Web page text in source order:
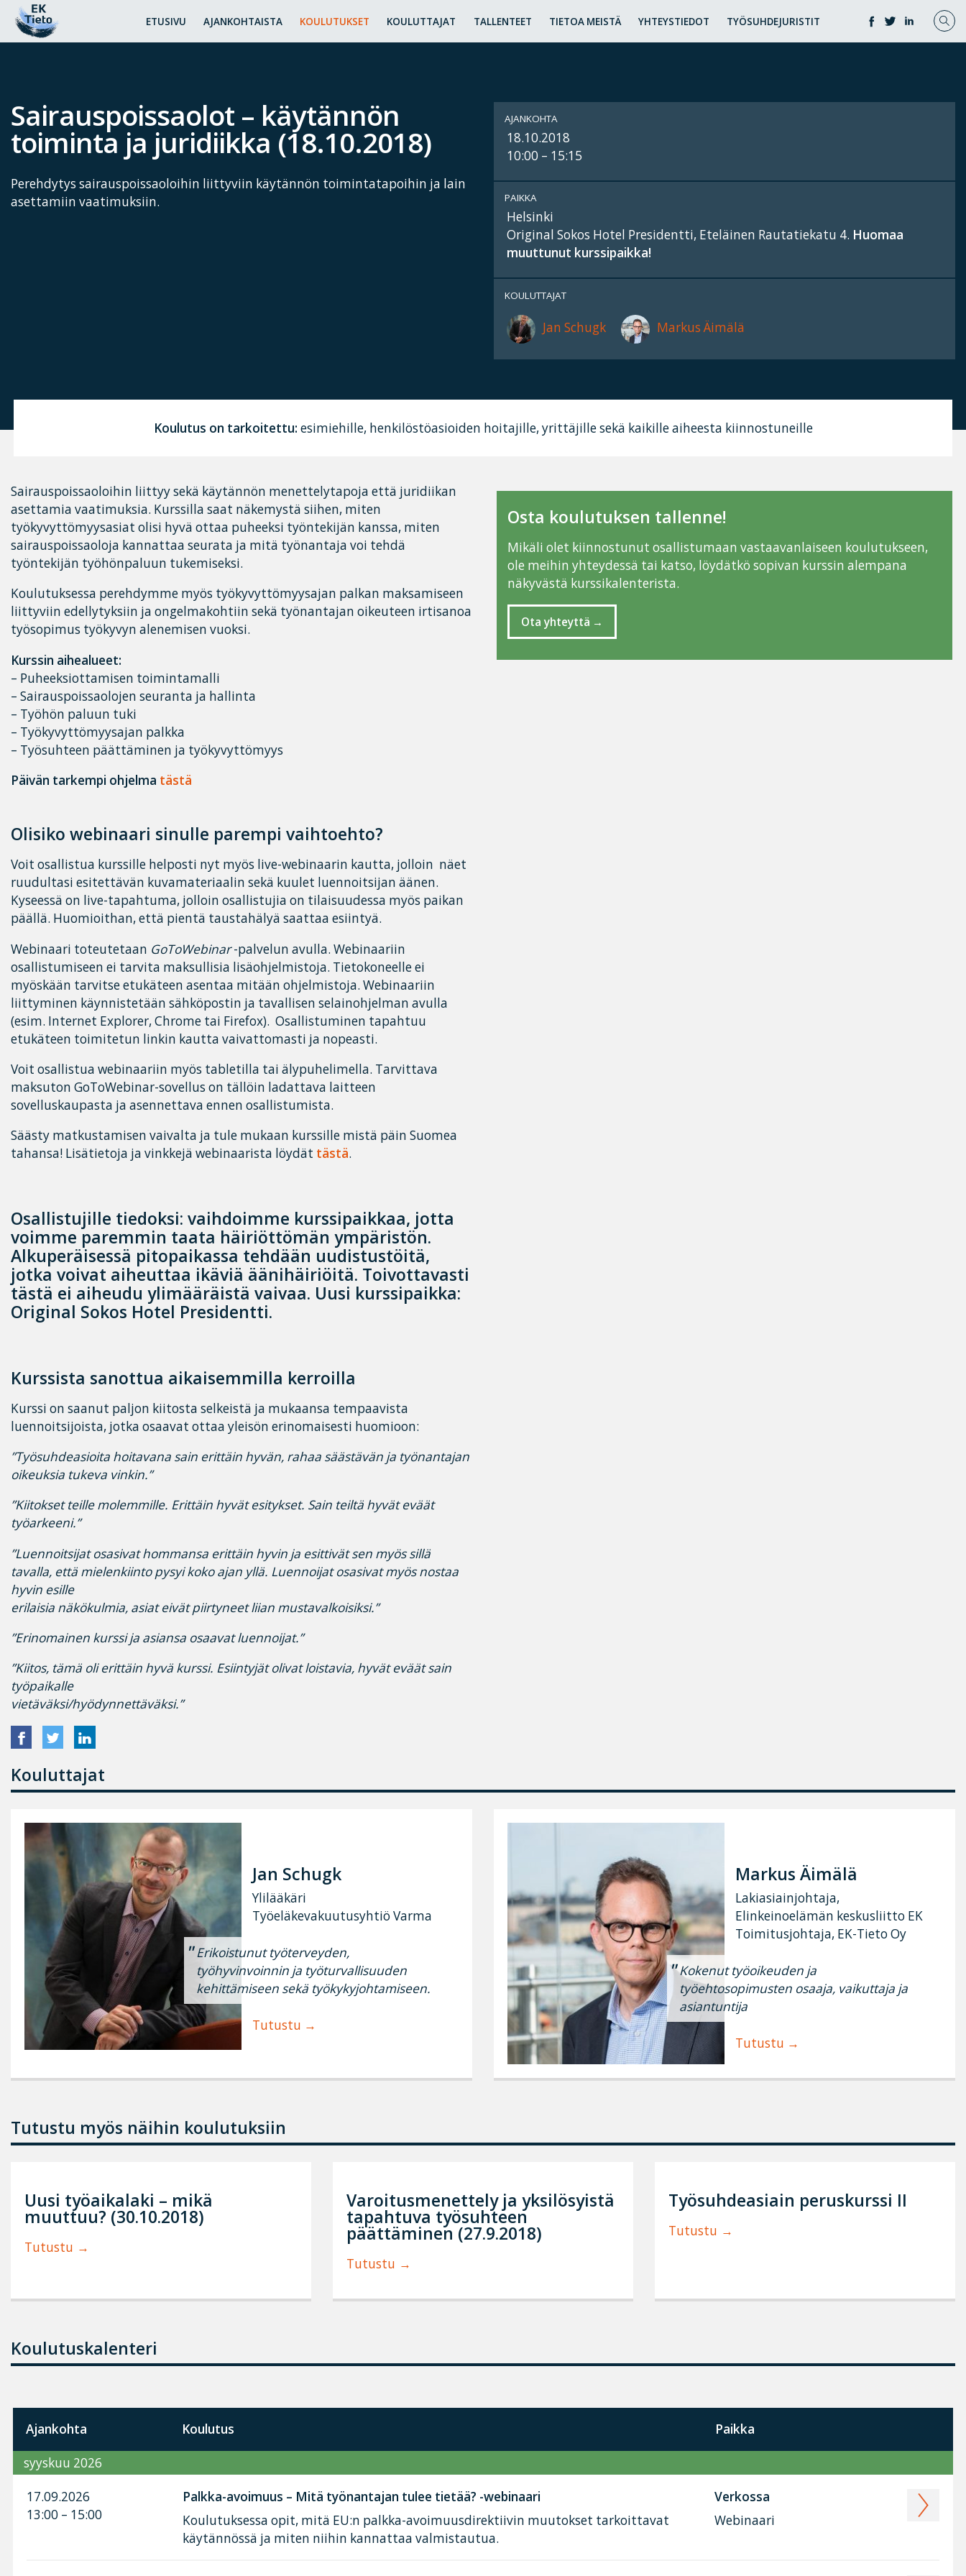
ETUSIVU AJANKOHTAISTA KOULUTUKSET KOULUTTAJAT TALLENTEET TIETOA MEISTÄ YHTEYSTIEDOT TYÖSUHDEJURISTIT
Sairauspoissaolot – käytännön
toiminta ja juridiikka (18.10.2018)
Perehdytys sairauspoissaoloihin liittyviin käytännön toimintatapoihin ja lain
asettamiin vaatimuksiin.
AJANKOHTA
18.10.2018
10:00 – 15:15
PAIKKA
Helsinki
Original Sokos Hotel Presidentti, Eteläinen Rautatiekatu 4. Huomaa
muuttunut kurssipaikka!
KOULUTTAJAT
Jan Schugk Markus Äimälä
Koulutus on tarkoitettu: esimiehille, henkilöstöasioiden hoitajille, yrittäjille sekä kaikille aiheesta kiinnostuneille
Sairauspoissaoloihin liittyy sekä käytännön menettelytapoja että juridiikan
asettamia vaatimuksia. Kurssilla saat näkemystä siihen, miten
työkyvyttömyysasiat olisi hyvä ottaa puheeksi työntekijän kanssa, miten
sairauspoissaoloja kannattaa seurata ja mitä työnantaja voi tehdä
työntekijän työhönpaluun tukemiseksi.
Koulutuksessa perehdymme myös työkyvyttömyysajan palkan maksamiseen
liittyviin edellytyksiin ja ongelmakohtiin sekä työnantajan oikeuteen irtisanoa
työsopimus työkyvyn alenemisen vuoksi.
Kurssin aihealueet:
– Puheeksiottamisen toimintamalli
– Sairauspoissaolojen seuranta ja hallinta
– Työhön paluun tuki
– Työkyvyttömyysajan palkka
– Työsuhteen päättäminen ja työkyvyttömyys
Päivän tarkempi ohjelma tästä
Olisiko webinaari sinulle parempi vaihtoehto?
Voit osallistua kurssille helposti nyt myös live-webinaarin kautta, jolloin näet
ruudultasi esitettävän kuvamateriaalin sekä kuulet luennoitsijan äänen.
Kyseessä on live-tapahtuma, jolloin osallistujia on tilaisuudessa myös paikan
päällä. Huomioithan, että pientä taustahälyä saattaa esiintyä.
Webinaari toteutetaan GoToWebinar-palvelun avulla. Webinaariin
osallistumiseen ei tarvita maksullisia lisäohjelmistoja. Tietokoneelle ei
myöskään tarvitse etukäteen asentaa mitään ohjelmistoja. Webinaariin
liittyminen käynnistetään sähköpostin ja tavallisen selainohjelman avulla
(esim. Internet Explorer, Chrome tai Firefox). Osallistuminen tapahtuu
etukäteen toimitetun linkin kautta vaivattomasti ja nopeasti.
Voit osallistua webinaariin myös tabletilla tai älypuhelimella. Tarvittava
maksuton GoToWebinar-sovellus on tällöin ladattava laitteen
sovelluskaupasta ja asennettava ennen osallistumista.
Säästy matkustamisen vaivalta ja tule mukaan kurssille mistä päin Suomea
tahansa! Lisätietoja ja vinkkejä webinaarista löydät tästä.
Osallistujille tiedoksi: vaihdoimme kurssipaikkaa, jotta
voimme paremmin taata häiriöttömän ympäristön.
Alkuperäisessä pitopaikassa tehdään uudistustöitä,
jotka voivat aiheuttaa ikäviä äänihäiriöitä. Toivottavasti
tästä ei aiheudu ylimääräistä vaivaa. Uusi kurssipaikka:
Original Sokos Hotel Presidentti.
Kurssista sanottua aikaisemmilla kerroilla
Kurssi on saanut paljon kiitosta selkeistä ja mukaansa tempaavista
luennoitsijoista, jotka osaavat ottaa yleisön erinomaisesti huomioon:
”Työsuhdeasioita hoitavana sain erittäin hyvän, rahaa säästävän ja työnantajan
oikeuksia tukeva vinkin.”
”Kiitokset teille molemmille. Erittäin hyvät esitykset. Sain teiltä hyvät eväät
työarkeeni.”
”Luennoitsijat osasivat hommansa erittäin hyvin ja esittivät sen myös sillä
tavalla, että mielenkiinto pysyi koko ajan yllä. Luennoijat osasivat myös nostaa
hyvin esille
erilaisia näkökulmia, asiat eivät piirtyneet liian mustavalkoisiksi.”
”Erinomainen kurssi ja asiansa osaavat luennoijat.”
”Kiitos, tämä oli erittäin hyvä kurssi. Esiintyjät olivat loistavia, hyvät eväät sain
työpaikalle
vietäväksi/hyödynnettäväksi.”
Osta koulutuksen tallenne!
Mikäli olet kiinnostunut osallistumaan vastaavanlaiseen koulutukseen,
ole meihin yhteydessä tai katso, löydätkö sopivan kurssin alempana
näkyvästä kurssikalenterista.
Ota yhteyttä
Kouluttajat
Jan Schugk
Ylilääkäri
Työeläkevakuutusyhtiö Varma
Erikoistunut työterveyden,
työhyvinvoinnin ja työturvallisuuden
kehittämiseen sekä työkykyjohtamiseen.
Tutustu
Markus Äimälä
Lakiasiainjohtaja,
Elinkeinoelämän keskusliitto EK
Toimitusjohtaja, EK-Tieto Oy
Kokenut työoikeuden ja
työehtosopimusten osaaja, vaikuttaja ja
asiantuntija
Tutustu
Tutustu myös näihin koulutuksiin
Uusi työaikalaki – mikä
muuttuu? (30.10.2018)
Tutustu
Varoitusmenettely ja yksilösyistä
tapahtuva työsuhteen
päättäminen (27.9.2018)
Tutustu
Työsuhdeasiain peruskurssi II
Tutustu
Koulutuskalenteri
Ajankohta Koulutus Paikka
syyskuu 2026
17.09.2026
13:00 – 15:00
Palkka-avoimuus – Mitä työnantajan tulee tietää? -webinaari
Koulutuksessa opit, mitä EU:n palkka-avoimuusdirektiivin muutokset tarkoittavat
käytännössä ja miten niihin kannattaa valmistautua.
Verkossa
Webinaari